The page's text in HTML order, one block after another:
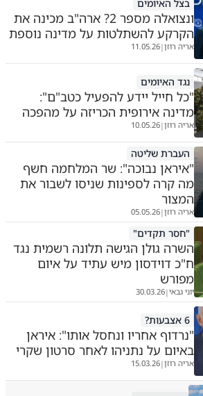
בצל האיומים
ונצואלה מספר 2? ארה"ב מכינה את
הקרקע להשתלטות על מדינה נוספת
אריה רוזן|
11.05.26
נגד האיומים
"כל חייל יידע להפעיל כטב"ם":
מדינה אירופית הכריזה על מהפכה
אריה רוזן|
10.05.26
העברת שליטה
"איראן נבוכה": שר המלחמה חשף
מה קרה לספינות שניסו לשבור את
המצור
אריה רוזן|
05.05.26
"חסר תקדים"
השרה גולן הגישה תלונה רשמית נגד
ח"כ דוידסון מיש עתיד על איום
מפורש
יוני גבאי|
30.03.26
6 אצבעות?
"נרדוף אחריו ונחסל אותו": איראן
באיום על נתניהו לאחר סרטון שקרי
אריה רוזן|
15.03.26